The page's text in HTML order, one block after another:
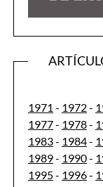
1971 - 1972-
1977- 1978-
1983- 1984-
1989- 1990-
1995- 1996-